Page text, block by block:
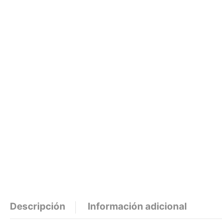
Descripción Información adicional